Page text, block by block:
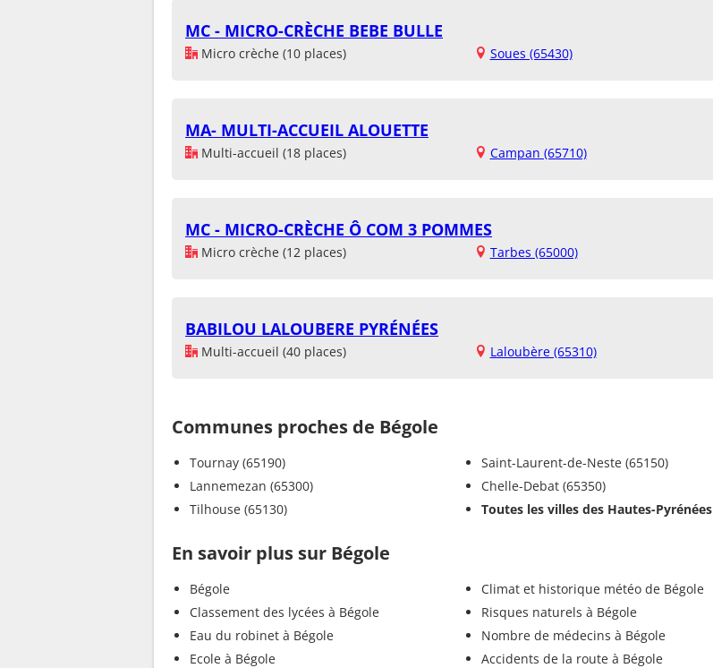
MC - MICRO-CRÈCHE BEBE BULLE
Micro crèche (10 places) Soues (65430)
MA- MULTI-ACCUEIL ALOUETTE
Multi-accueil (18 places) Campan (65710)
MC - MICRO-CRÈCHE Ô COM 3 POMMES
Micro crèche (12 places) Tarbes (65000)
BABILOU LALOUBERE PYRÉNÉES
Multi-accueil (40 places) Laloubère (65310)
Communes proches de Bégole
Tournay (65190)
Lannemezan (65300)
Tilhouse (65130)
Saint-Laurent-de-Neste (65150)
Chelle-Debat (65350)
Toutes les villes des Hautes-Pyrénées
En savoir plus sur Bégole
Bégole
Classement des lycées à Bégole
Eau du robinet à Bégole
Ecole à Bégole
Climat et historique météo de Bégole
Risques naturels à Bégole
Nombre de médecins à Bégole
Accidents de la route à Bégole